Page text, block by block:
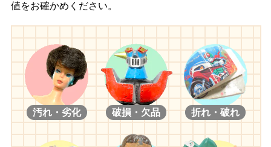
値をお確かめください。
汚れ・劣化 破損・欠品 折れ・破れ